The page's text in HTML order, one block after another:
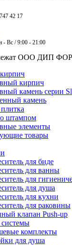
42 17
- Вс / 9:00 - 21:00
ООО ДИП
кирпич
камень серии
камень
штампом
элементы
товары
для биде
для ванны
для
для душа
для кухни
для раковины
клапан Push-up
комплекты
для душа